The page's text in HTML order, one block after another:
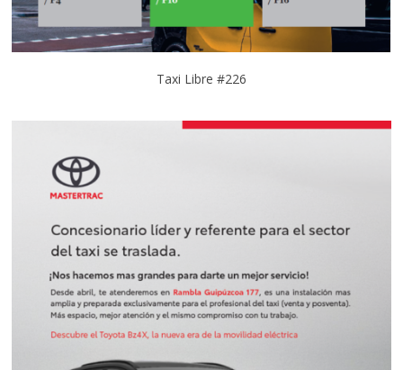
Taxi Libre #226